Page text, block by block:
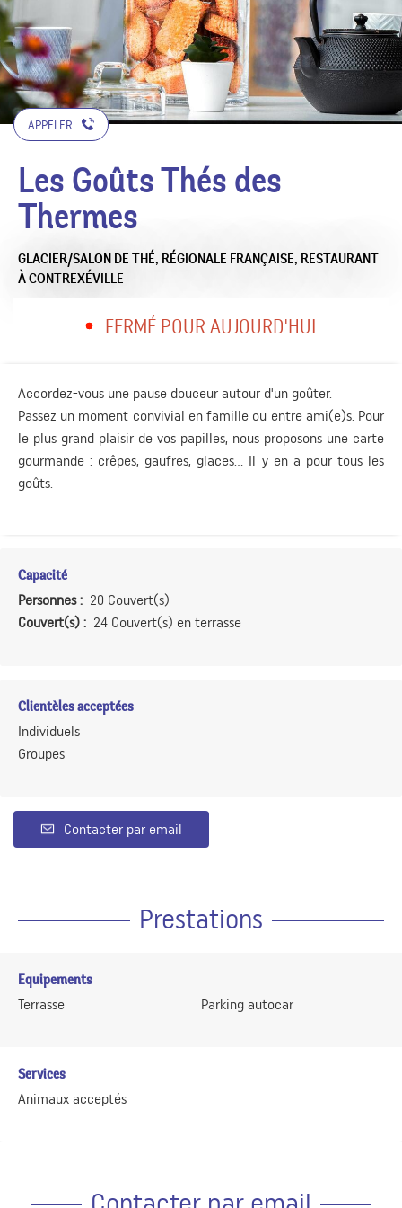
APPELER
Les Goûts Thés des
Thermes
GLACIER/SALON DE THÉ, RÉGIONALE FRANÇAISE, RESTAURANT
À CONTREXÉVILLE
FERMÉ POUR AUJOURD'HUI
Accordez-vous une pause douceur autour d'un goûter.
Passez un moment convivial en famille ou entre ami(e)s. Pour
le plus grand plaisir de vos papilles, nous proposons une carte
gourmande : crêpes, gaufres, glaces... Il y en a pour tous les
goûts.
Capacité
Personnes : 20 Couvert(s)
Couvert(s) : 24 Couvert(s) en terrasse
Clientèles acceptées
Individuels
Groupes
Contacter par email
Prestations
Equipements
Terrasse Parking autocar
Services
Animaux acceptés